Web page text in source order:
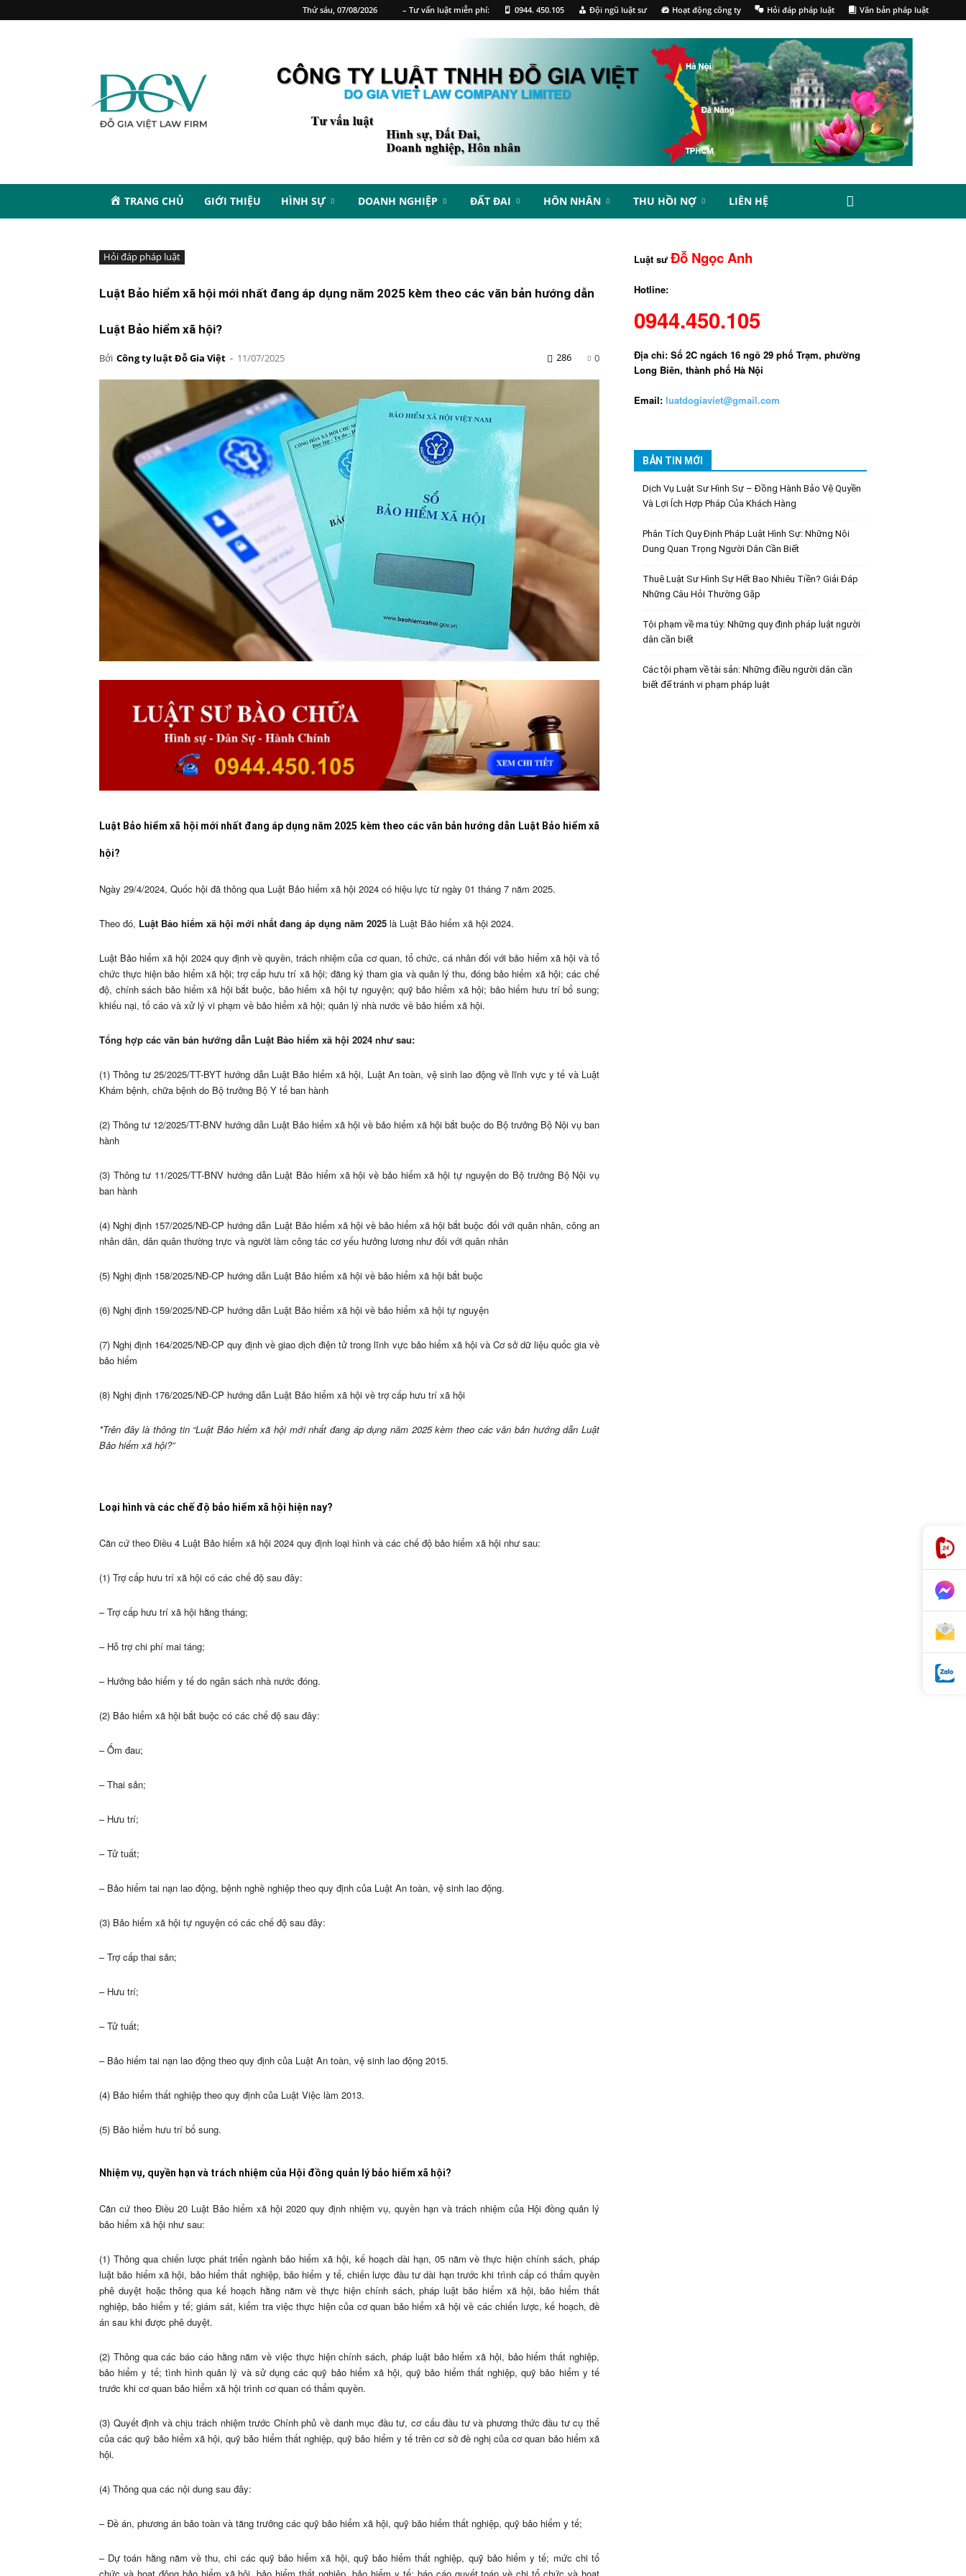
Thứ sáu, 07/08/2026 – Tư vấn luật miễn phí: 0944. 450.105 Đội ngũ luật sư Hoạt động công ty Hỏi đáp pháp luật Văn bản pháp luật
TRANG CHỦ GIỚI THIỆU HÌNH SỰ DOANH NGHIỆP ĐẤT ĐAI HÔN NHÂN THU HỒI NỢ LIÊN HỆ
Hỏi đáp pháp luật
Luật Bảo hiểm xã hội mới nhất đang áp dụng năm 2025 kèm theo các văn bản hướng dẫn
Luật Bảo hiểm xã hội?
Bởi Công ty luật Đỗ Gia Việt - 11/07/2025 0
286
Luật Bảo hiểm xã hội mới nhất đang áp dụng năm 2025 kèm theo các văn bản hướng dẫn Luật Bảo hiểm xã
hội?
Ngày 29/4/2024, Quốc hội đã thông qua Luật Bảo hiểm xã hội 2024 có hiệu lực từ ngày 01 tháng 7 năm 2025.
Theo đó, Luật Bảo hiểm xã hội mới nhất đang áp dụng năm 2025 là Luật Bảo hiểm xã hội 2024.
Luật Bảo hiểm xã hội 2024 quy định về quyền, trách nhiệm của cơ quan, tổ chức, cá nhân đối với bảo hiểm xã hội và tổ
chức thực hiện bảo hiểm xã hội; trợ cấp hưu trí xã hội; đăng ký tham gia và quản lý thu, đóng bảo hiểm xã hội; các chế
độ, chính sách bảo hiểm xã hội bắt buộc, bảo hiểm xã hội tự nguyện; quỹ bảo hiểm xã hội; bảo hiểm hưu trí bổ sung;
khiếu nại, tố cáo và xử lý vi phạm về bảo hiểm xã hội; quản lý nhà nước về bảo hiểm xã hội.
Tổng hợp các văn bản hướng dẫn Luật Bảo hiểm xã hội 2024 như sau:
(1) Thông tư 25/2025/TT-BYT hướng dẫn Luật Bảo hiểm xã hội, Luật An toàn, vệ sinh lao động về lĩnh vực y tế và Luật
Khám bệnh, chữa bệnh do Bộ trưởng Bộ Y tế ban hành
(2) Thông tư 12/2025/TT-BNV hướng dẫn Luật Bảo hiểm xã hội về bảo hiểm xã hội bắt buộc do Bộ trưởng Bộ Nội vụ ban
hành
(3) Thông tư 11/2025/TT-BNV hướng dẫn Luật Bảo hiểm xã hội về bảo hiểm xã hội tự nguyện do Bộ trưởng Bộ Nội vụ
ban hành
(4) Nghị định 157/2025/NĐ-CP hướng dẫn Luật Bảo hiểm xã hội về bảo hiểm xã hội bắt buộc đối với quân nhân, công an
nhân dân, dân quân thường trực và người làm công tác cơ yếu hưởng lương như đối với quân nhân
(5) Nghị định 158/2025/NĐ-CP hướng dẫn Luật Bảo hiểm xã hội về bảo hiểm xã hội bắt buộc
(6) Nghị định 159/2025/NĐ-CP hướng dẫn Luật Bảo hiểm xã hội về bảo hiểm xã hội tự nguyện
(7) Nghị định 164/2025/NĐ-CP quy định về giao dịch điện tử trong lĩnh vực bảo hiểm xã hội và Cơ sở dữ liệu quốc gia về
bảo hiểm
(8) Nghị định 176/2025/NĐ-CP hướng dẫn Luật Bảo hiểm xã hội về trợ cấp hưu trí xã hội
*Trên đây là thông tin “Luật Bảo hiểm xã hội mới nhất đang áp dụng năm 2025 kèm theo các văn bản hướng dẫn Luật
Bảo hiểm xã hội?”
Loại hình và các chế độ bảo hiểm xã hội hiện nay?
Căn cứ theo Điều 4 Luật Bảo hiểm xã hội 2024 quy định loại hình và các chế độ bảo hiểm xã hội như sau:
(1) Trợ cấp hưu trí xã hội có các chế độ sau đây:
– Trợ cấp hưu trí xã hội hằng tháng;
– Hỗ trợ chi phí mai táng;
– Hưởng bảo hiểm y tế do ngân sách nhà nước đóng.
(2) Bảo hiểm xã hội bắt buộc có các chế độ sau đây:
– Ốm đau;
– Thai sản;
– Hưu trí;
– Tử tuất;
– Bảo hiểm tai nạn lao động, bệnh nghề nghiệp theo quy định của Luật An toàn, vệ sinh lao động.
(3) Bảo hiểm xã hội tự nguyện có các chế độ sau đây:
– Trợ cấp thai sản;
– Hưu trí;
– Tử tuất;
– Bảo hiểm tai nạn lao động theo quy định của Luật An toàn, vệ sinh lao động 2015.
(4) Bảo hiểm thất nghiệp theo quy định của Luật Việc làm 2013.
(5) Bảo hiểm hưu trí bổ sung.
Nhiệm vụ, quyền hạn và trách nhiệm của Hội đồng quản lý bảo hiểm xã hội?
Căn cứ theo Điều 20 Luật Bảo hiểm xã hội 2020 quy định nhiệm vụ, quyền hạn và trách nhiệm của Hội đồng quản lý
bảo hiểm xã hội như sau:
(1) Thông qua chiến lược phát triển ngành bảo hiểm xã hội, kế hoạch dài hạn, 05 năm về thực hiện chính sách, pháp
luật bảo hiểm xã hội, bảo hiểm thất nghiệp, bảo hiểm y tế, chiến lược đầu tư dài hạn trước khi trình cấp có thẩm quyền
phê duyệt hoặc thông qua kế hoạch hằng năm về thực hiện chính sách, pháp luật bảo hiểm xã hội, bảo hiểm thất
nghiệp, bảo hiểm y tế; giám sát, kiểm tra việc thực hiện của cơ quan bảo hiểm xã hội về các chiến lược, kế hoạch, đề
án sau khi được phê duyệt.
(2) Thông qua các báo cáo hằng năm về việc thực hiện chính sách, pháp luật bảo hiểm xã hội, bảo hiểm thất nghiệp,
bảo hiểm y tế; tình hình quản lý và sử dụng các quỹ bảo hiểm xã hội, quỹ bảo hiểm thất nghiệp, quỹ bảo hiểm y tế
trước khi cơ quan bảo hiểm xã hội trình cơ quan có thẩm quyền.
(3) Quyết định và chịu trách nhiệm trước Chính phủ về danh mục đầu tư, cơ cấu đầu tư và phương thức đầu tư cụ thể
của các quỹ bảo hiểm xã hội, quỹ bảo hiểm thất nghiệp, quỹ bảo hiểm y tế trên cơ sở đề nghị của cơ quan bảo hiểm xã
hội.
(4) Thông qua các nội dung sau đây:
– Đề án, phương án bảo toàn và tăng trưởng các quỹ bảo hiểm xã hội, quỹ bảo hiểm thất nghiệp, quỹ bảo hiểm y tế;
– Dự toán hằng năm về thu, chi các quỹ bảo hiểm xã hội, quỹ bảo hiểm thất nghiệp, quỹ bảo hiểm y tế; mức chi tổ
Luật sưĐỗ Ngọc Anh
Hotline:
0944.450.105
Địa chỉ: Số 2C ngách 16 ngõ 29 phố Trạm, phường
Long Biên, thành phố Hà Nội
Email: luatdogiaviet@gmail.com
BẢN TIN MỚI
Dịch Vụ Luật Sư Hình Sự – Đồng Hành Bảo Vệ Quyền
Và Lợi Ích Hợp Pháp Của Khách Hàng
Phân Tích Quy Định Pháp Luật Hình Sự: Những Nội
Dung Quan Trọng Người Dân Cần Biết
Thuê Luật Sư Hình Sự Hết Bao Nhiêu Tiền? Giải Đáp
Những Câu Hỏi Thường Gặp
Tội phạm về ma túy: Những quy định pháp luật người
dân cần biết
Các tội phạm về tài sản: Những điều người dân cần
biết để tránh vi phạm pháp luật